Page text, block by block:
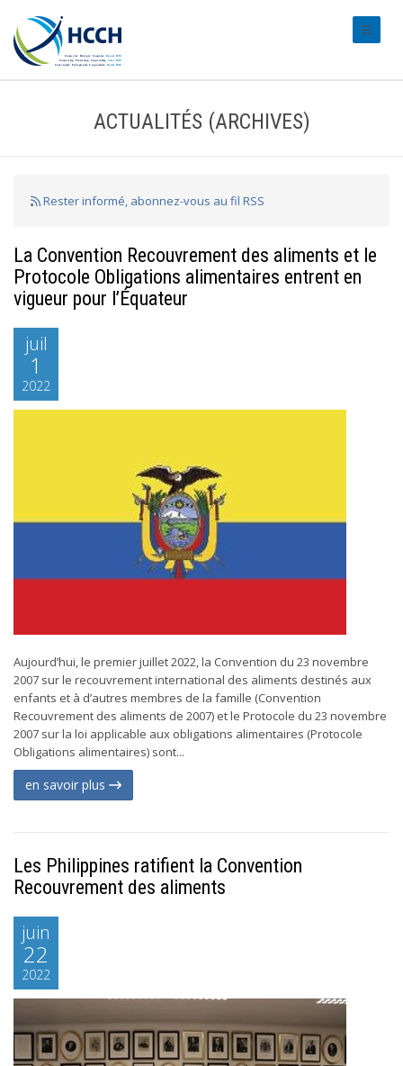
ACTUALITÉS (ARCHIVES)
Rester informé, abonnez-vous au fil RSS
La Convention Recouvrement des aliments et le
Protocole Obligations alimentaires entrent en
vigueur pour l’Équateur
juil
1
2022
Aujourd’hui, le premier juillet 2022, la Convention du 23 novembre
2007 sur le recouvrement international des aliments destinés aux
enfants et à d’autres membres de la famille (Convention
Recouvrement des aliments de 2007) et le Protocole du 23 novembre
2007 sur la loi applicable aux obligations alimentaires (Protocole
Obligations alimentaires) sont...
en savoir plus
Les Philippines ratifient la Convention
Recouvrement des aliments
juin
22
2022